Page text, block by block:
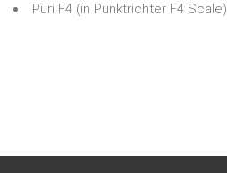
Puri F4 (in Punktrichter F4 Scale)